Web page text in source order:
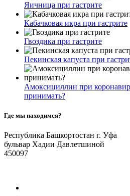
Яичница при гастрите
Кабачковая икра при гастрите
Гвоздика при гастрите
Пекинская капуста при
Амоксициллин при
принимать?
Где мы находимся?
Республика Башкортостан г. Уфа
бульвар Хадии Давлетшиной
450097